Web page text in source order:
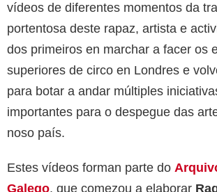
vídeos de diferentes momentos da
portentosa deste rapaz, artista e
dos primeiros en marchar a facer os
superiores de circo en Londres e
para botar a andar múltiples
importantes para o despegue das
noso país.
Estes vídeos forman parte do
Galego, que comezou a elaborar